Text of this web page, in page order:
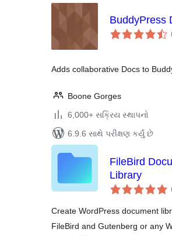
BuddyPress
Adds collaborative Docs to
Boone Gorges
6,000+ સક્રિય સ્થાપનો
6.9.6 સાથે પરીક્ષણ કર્યું છે
FileBird
Library
Create WordPress document
FileBird and Gutenberg or any